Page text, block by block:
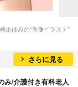
あゆみの“肖像イラスト”
さらに見る
み/介護付き有料老人